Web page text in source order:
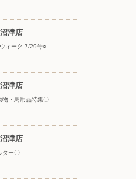
ポップアップテント
津店
ィーク 7/29号○
津店
物・鳥用品特集〇
津店
ター〇